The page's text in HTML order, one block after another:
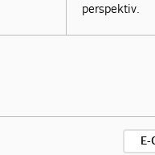
perspektiv.
E-